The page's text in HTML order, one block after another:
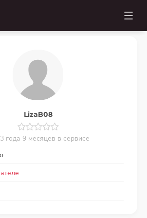
LizaB08
3 года 9 месяцев в сервисе